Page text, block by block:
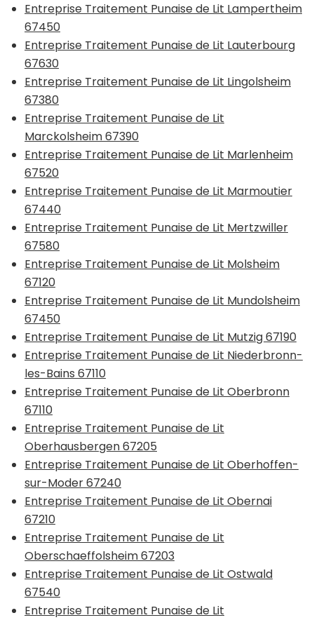
Entreprise Traitement Punaise de Lit Lampertheim
67450
Entreprise Traitement Punaise de Lit Lauterbourg
67630
Entreprise Traitement Punaise de Lit Lingolsheim
67380
Entreprise Traitement Punaise de Lit
Marckolsheim 67390
Entreprise Traitement Punaise de Lit Marlenheim
67520
Entreprise Traitement Punaise de Lit Marmoutier
67440
Entreprise Traitement Punaise de Lit Mertzwiller
67580
Entreprise Traitement Punaise de Lit Molsheim
67120
Entreprise Traitement Punaise de Lit Mundolsheim
67450
Entreprise Traitement Punaise de Lit Mutzig 67190
Entreprise Traitement Punaise de Lit Niederbronn-
les-Bains 67110
Entreprise Traitement Punaise de Lit Oberbronn
67110
Entreprise Traitement Punaise de Lit
Oberhausbergen 67205
Entreprise Traitement Punaise de Lit Oberhoffen-
sur-Moder 67240
Entreprise Traitement Punaise de Lit Obernai
67210
Entreprise Traitement Punaise de Lit
Oberschaeffolsheim 67203
Entreprise Traitement Punaise de Lit Ostwald
67540
Entreprise Traitement Punaise de Lit